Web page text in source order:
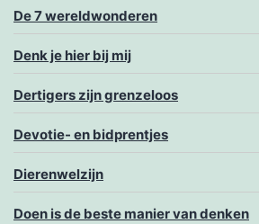
De 7 wereldwonderen
Denk je hier bij mij
Dertigers zijn grenzeloos
Devotie- en bidprentjes
Dierenwelzijn
Doen is de beste manier van denken